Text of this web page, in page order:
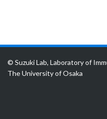
© Suzuki Lab, Laboratory of
The University of Osaka